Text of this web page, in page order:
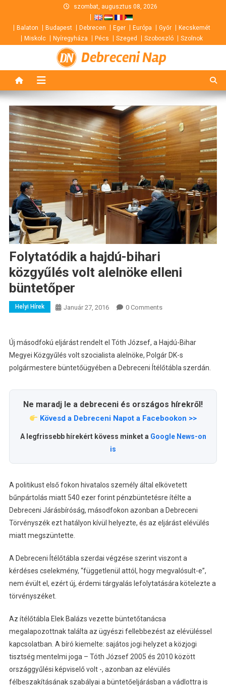
content
szombat, augusztus 08, 2026
Balaton Budapest Debrecen Eger Európa Győr
Kecskemét
Miskolc
Nyíregyháza Pécs Szeged Szoboszló Szolnok
Debreceni Nap
Folytatódik a hajdú-bihari
közgyűlés volt alelnöke elleni
büntetőper
Helyi Hírek Január 27, 2016 0 Comments
Új másodfokú eljárást rendelt el Tóth József, a Hajdú-Bihar
Megyei Közgyűlés volt szocialista alelnöke, Polgár DK-s
polgármestere büntetőügyében a Debreceni Ítélőtábla szerdán.
Ne maradj le a debreceni és országos hírekről!
Kövesd a Debreceni Napot a Facebookon >>
A legfrissebb hírekért kövess minket a Google News-on
is
A politikust első fokon hivatalos személy által elkövetett
bűnpártolás miatt 540 ezer forint pénzbüntetésre ítélte a
Debreceni Járásbíróság, másodfokon azonban a Debreceni
Törvényszék ezt hatályon kívül helyezte, és az eljárást elévülés
miatt megszüntette.
A Debreceni Ítélőtábla szerdai végzése szerint viszont a
kérdéses cselekmény, “függetlenül attól, hogy megvalósult-e”,
nem évült el, ezért új, érdemi tárgyalás lefolytatására kötelezte a
törvényszéket.
Az ítélőtábla Elek Balázs vezette büntetőtanácsa
megalapozottnak találta az ügyészi fellebbezést az elévüléssel
kapcsolatban. A bíró kiemelte: sajátos jogi helyzet a közjogi
tisztség mentelmi joga – Tóth József 2005 és 2010 között
országgyűlési képviselő volt -, azonban az elévülés
félbeszakításának szabályai a büntetőeljárásban a vádlottra is